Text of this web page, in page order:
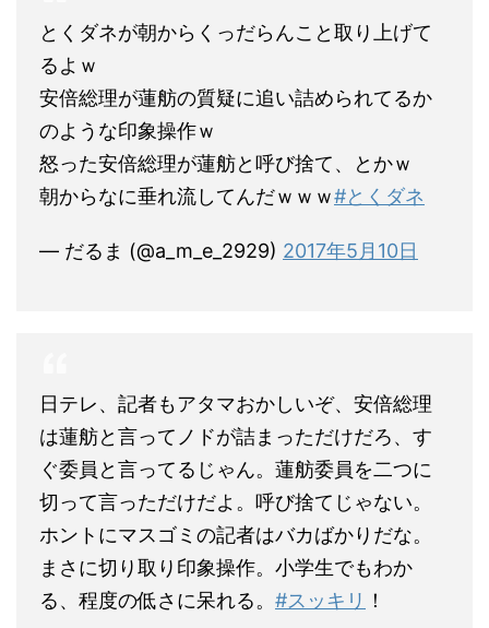
とくダネが朝からくっだらんこと取り上げて
るよｗ
安倍総理が蓮舫の質疑に追い詰められてるか
のような印象操作ｗ
怒った安倍総理が蓮舫と呼び捨て、とかｗ
朝からなに垂れ流してんだｗｗｗ#とくダネ
— だるま (@a_m_e_2929) 2017年5月10日
日テレ、記者もアタマおかしいぞ、安倍総理
は蓮舫と言ってノドが詰まっただけだろ、す
ぐ委員と言ってるじゃん。蓮舫委員を二つに
切って言っただけだよ。呼び捨てじゃない。
ホントにマスゴミの記者はバカばかりだな。
まさに切り取り印象操作。小学生でもわか
る、程度の低さに呆れる。 #スッキリ ！